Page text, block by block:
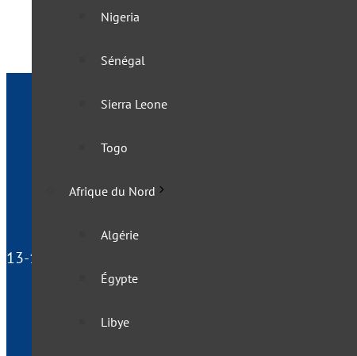
Nigeria
Sénégal
Sierra Leone
Togo
Afrique du Nord
Algérie
Égypte
Libye
13-15 rue du Docteur Laurent, 75013 Paris - France